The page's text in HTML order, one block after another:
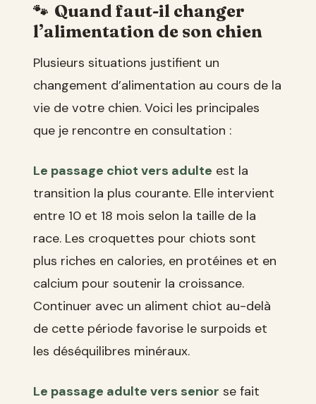
Quand faut-il changer
l’alimentation de son chien
Plusieurs situations justifient un
changement d’alimentation au cours de la
vie de votre chien. Voici les principales
que je rencontre en consultation :
Le passage chiot vers adulte est la
transition la plus courante. Elle intervient
entre 10 et 18 mois selon la taille de la
race. Les croquettes pour chiots sont
plus riches en calories, en protéines et en
calcium pour soutenir la croissance.
Continuer avec un aliment chiot au-delà
de cette période favorise le surpoids et
les déséquilibres minéraux.
Le passage adulte vers senior se fait